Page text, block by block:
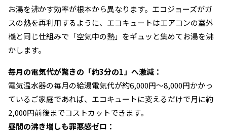
お湯を沸かす効率が根本から異なります。エコジョーズがガ
スの熱を再利用するように、エコキュートはエアコンの室外
機と同じ仕組みで「空気中の熱」をギュッと集めてお湯を沸
かします。
毎月の電気代が驚きの「約3分の1」へ激減：
電気温水器の毎月の給湯電気代が約6,000円〜8,000円かかっ
ているご家庭であれば、エコキュートに変えるだけで月に約
2,000円前後までコストカットできます。
昼間の沸き増しも罪悪感ゼロ：